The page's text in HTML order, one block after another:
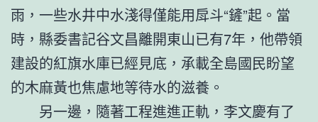
雨，一些水井中水淺得僅能用戽斗“鏟”起。當
時，縣委書記谷文昌離開東山已有7年，他帶領
建設的紅旗水庫已經見底，承載全島國民盼望
的木麻黃也焦慮地等待水的滋養。
另一邊，隨著工程進進正軌，李文慶有了